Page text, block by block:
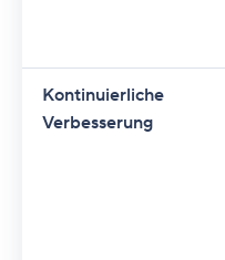
Kontinuierliche
Verbesserung